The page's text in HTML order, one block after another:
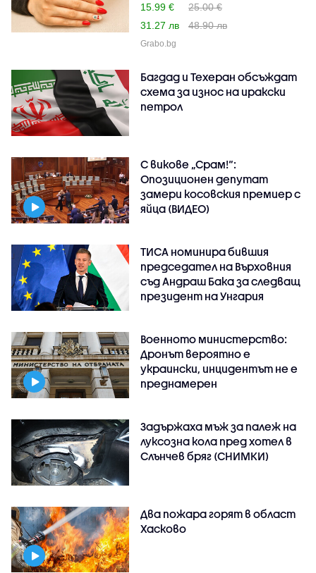
15.99 €
25.00 €
31.27 лв
48.90 лв
Grabo.bg
Багдад и Техеран обсъждат
схема за износ на иракски
петрол
С викове „Срам!“:
Опозиционен депутат
замери косовския премиер с
яйца (ВИДЕО)
ТИСА номинира бившия
председател на Върховния
съд Андраш Бака за следващ
президент на Унгария
Военното министерство:
Дронът вероятно е
украински, инцидентът не е
преднамерен
Задържаха мъж за палеж на
луксозна кола пред хотел в
Слънчев бряг (СНИМКИ)
Два пожара горят в област
Хасково